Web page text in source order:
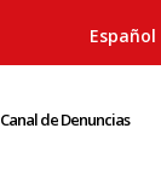
Español
Canal de Denuncias